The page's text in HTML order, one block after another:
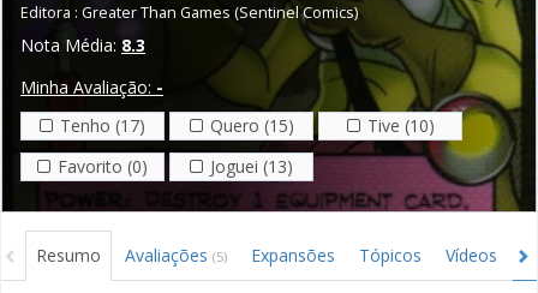
Editora : Greater Than Games (Sentinel Comics)
Nota Média: 8.3
Minha Avaliação: -
Tenho (17)
Quero (15)
Tive (10)
Favorito (0)
Joguei (13)
Resumo Avaliações (5) Expansões Tópicos Vídeos